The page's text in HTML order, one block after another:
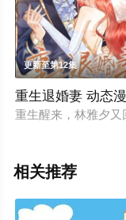
更新至第12集
重生退婚妻 动态
重生醒来，林雅夕
相关推荐